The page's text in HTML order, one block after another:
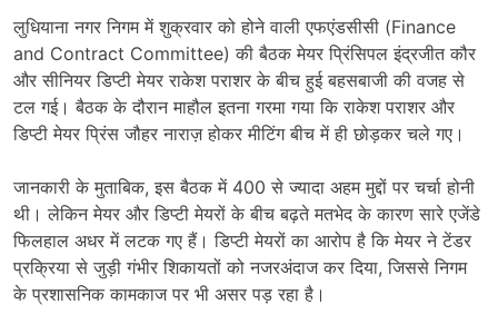
लुधियाना नगर निगम में शुक्रवार को होने वाली एफएंडसीसी (Finance
and Contract Committee) की बैठक मेयर प्रिंसिपल इंद्रजीत कौर
और सीनियर डिप्टी मेयर राकेश पराशर के बीच हुई बहसबाजी की वजह से
टल गई। बैठक के दौरान माहौल इतना गरमा गया कि राकेश पराशर और
डिप्टी मेयर प्रिंस जौहर नाराज़ होकर मीटिंग बीच में ही छोड़कर चले गए।
जानकारी के मुताबिक, इस बैठक में 400 से ज्यादा अहम मुद्दों पर चर्चा होनी
थी। लेकिन मेयर और डिप्टी मेयरों के बीच बढ़ते मतभेद के कारण सारे एजेंडे
फिलहाल अधर में लटक गए हैं। डिप्टी मेयरों का आरोप है कि मेयर ने टेंडर
प्रक्रिया से जुड़ी गंभीर शिकायतों को नजरअंदाज कर दिया, जिससे निगम
के प्रशासनिक कामकाज पर भी असर पड़ रहा है।